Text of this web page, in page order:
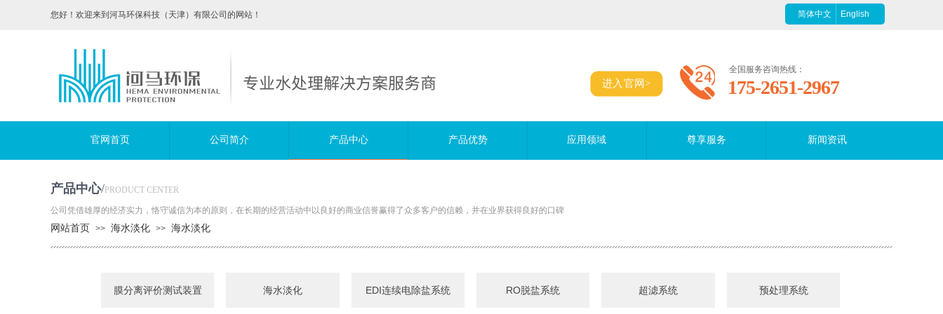
您好！欢迎来到河马环保科技（天津）有限公司的网站！ 简体中文 English
175-2651-2967​
全国服务咨询热线：
专业水处理解决方案服务商 进入官网>
应用领域
官网首页 公司简介 新闻资讯
产品优势
网站首页 公司简介 产品中心 产品优势 应用领域 尊享服务 新闻资讯
产品中心 尊享服务
产品中心/ PRODUCT CENTER
公司凭借雄厚的经济实力，恪守诚信为本的原则，在长期的经营活动中以良好的商业信誉赢得了众多客户的信赖，并在业界获得良好的口碑
网站首页 >> 海水淡化 >> 海水淡化
膜分离评价测试装置 海水淡化 EDI连续电除盐系统 RO脱盐系统 超滤系统 预处理系统